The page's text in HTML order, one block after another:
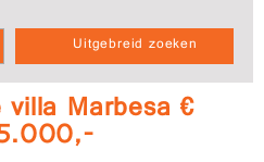
Uitgebreid zoeken
Marbesa €